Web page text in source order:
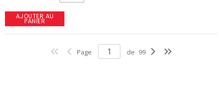
AJOUTER AU
PANIER
Page de 99